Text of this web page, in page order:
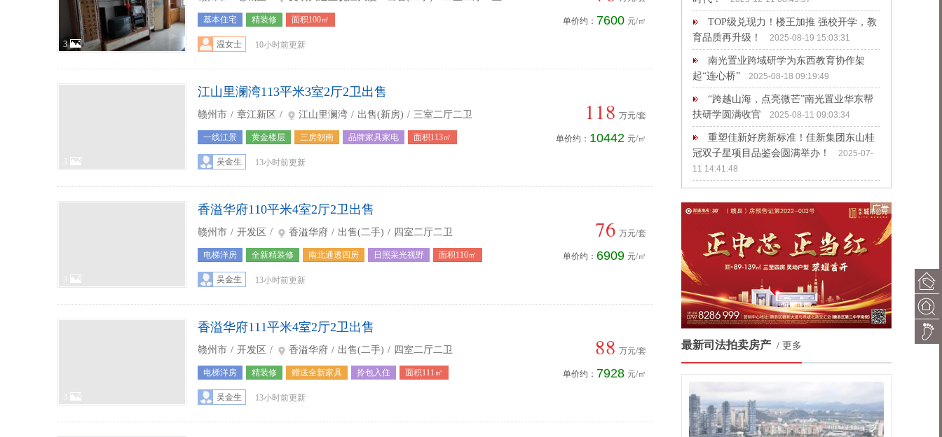
3
基本住宅 精装修 面积100㎡
温女士 10小时前更新
单价约： 7600 元/㎡
江山里澜湾113平米3室2厅2卫出售
赣州市 / 章江新区 / 江山里澜湾 / 出售(新房) / 三室二厅二卫
一线江景 黄金楼层 三房朝南 品牌家具家电 面积113㎡
吴金生 13小时前更新
118 万元/套
单价约： 10442 元/㎡
香溢华府110平米4室2厅2卫出售
赣州市 / 开发区 / 香溢华府 / 出售(二手) / 四室二厅二卫
电梯洋房 全新精装修 南北通透四房 日照采光视野 面积110㎡
吴金生 13小时前更新
76 万元/套
单价约： 6909 元/㎡
香溢华府111平米4室2厅2卫出售
赣州市 / 开发区 / 香溢华府 / 出售(二手) / 四室二厅二卫
电梯洋房 精装修 赠送全新家具 拎包入住 面积111㎡
吴金生 13小时前更新
88 万元/套
单价约： 7928 元/㎡
TOP级兑现力！楼王加推 强校开学，教
育品质再升级！
2025-08-19 15:03:31
南光置业跨域研学为东西教育协作架
起“连心桥”
2025-08-18 09:19:49
“跨越山海，点亮微芒”南光置业华东帮
扶研学圆满收官
2025-08-11 09:03:34
重塑佳新好房新标准！佳新集团东山桂
冠双子星项目品鉴会圆满举办！
2025-07-
11 14:41:48
最新司法拍卖房产 / 更多